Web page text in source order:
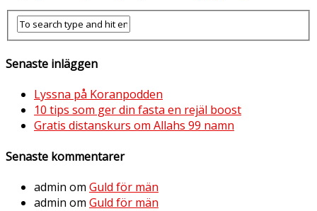
Senaste inläggen
Lyssna på Koranpodden
10 tips som ger din fasta en rejäl boost
Gratis distanskurs om Allahs 99 namn
Senaste kommentarer
admin om Guld för män
admin om Guld för män